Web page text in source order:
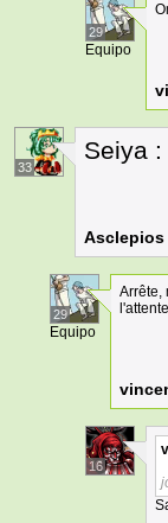
29
Equipo
33
Seiya
Asclepios
29
Equipo
Arrête,
16